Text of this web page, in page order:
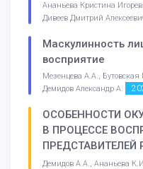
Ананьева Кристина
Дивеев Дмитрий
Маскулинность
восприятие
Мезенцева А.А.,
Демидов Александр А.
ОСОБЕННОСТИ
В ПРОЦЕССЕ
Демидов А.А., Ананьева